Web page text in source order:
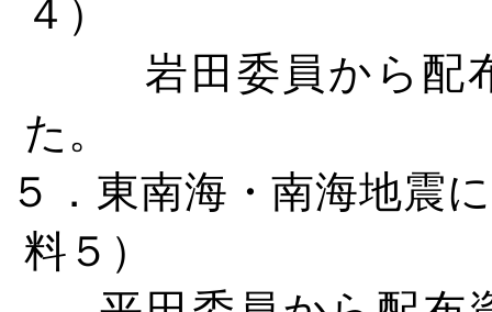
４）
岩田委員から配
た。
５．東南海・南海地震
料５）